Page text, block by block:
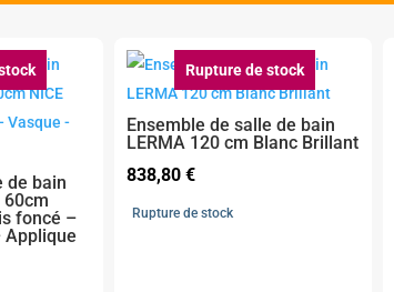
de bain
60cm
foncé –
Applique
Rupture de stock
Ensemble de salle de bain
LERMA 120 cm Blanc Brillant
838,80€
Rupture de stock